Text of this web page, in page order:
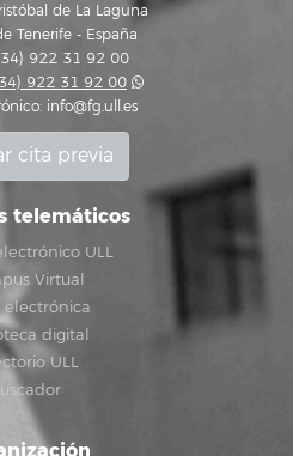
de La Laguna
Tenerife - España
922 31 92 00
922 31 92 00
info@fg.ull.es
cita previa
telemáticos
ULL
Virtual
electrónica
digital
ULL